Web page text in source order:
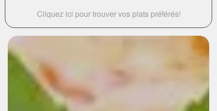
Cliquez ici pour trouver vos plats préférés!